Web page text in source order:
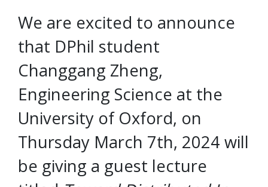
We are excited to announce
that DPhil student
Changgang Zheng,
Engineering Science at the
University of Oxford, on
Thursday March 7th, 2024 will
be giving a guest lecture